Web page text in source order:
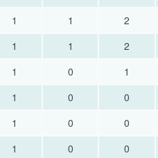
1
1 2
1
1 2
1
0 1
1
0 0
1
0 0
1
0 0